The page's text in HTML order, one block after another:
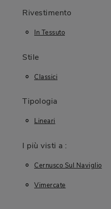
Rivestimento
In Tessuto
Stile
Classici
Tipologia
Lineari
I più visti a :
Cernusco Sul Naviglio
Vimercate